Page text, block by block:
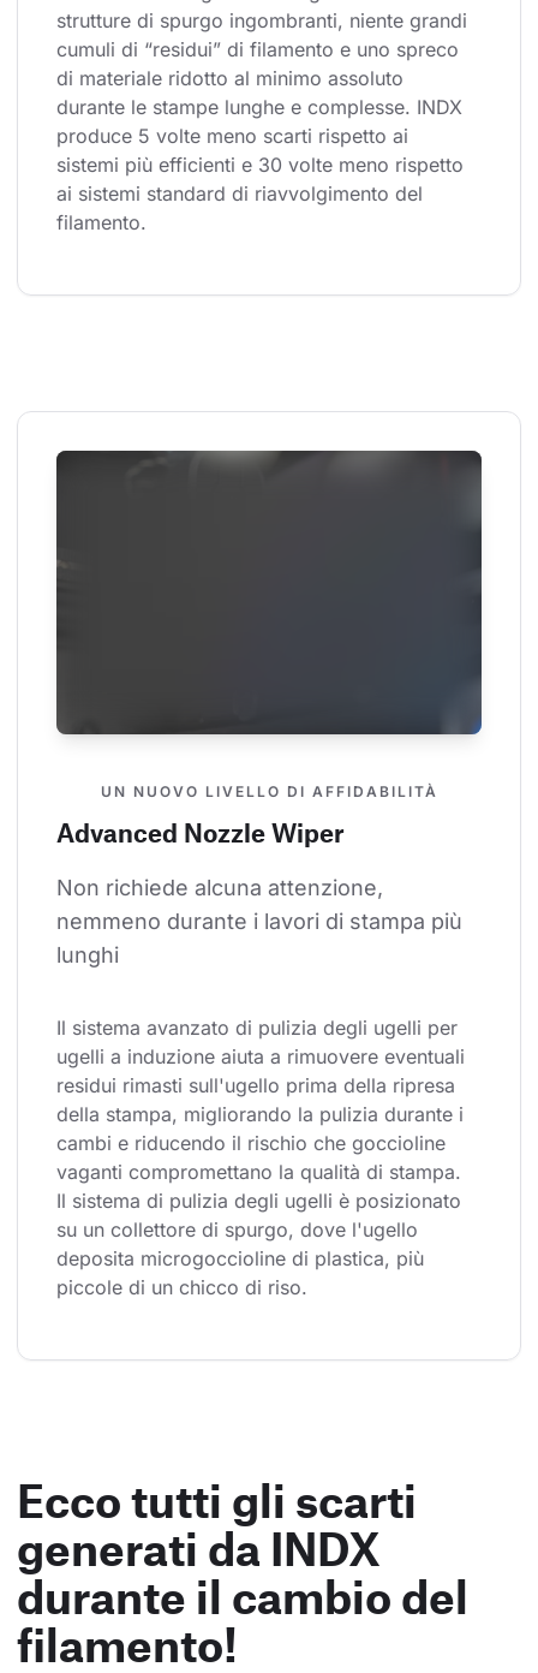
strutture di spurgo ingombranti, niente grandi
cumuli di “residui” di filamento e uno spreco
di materiale ridotto al minimo assoluto
durante le stampe lunghe e complesse. INDX
produce 5 volte meno scarti rispetto ai
sistemi più efficienti e 30 volte meno rispetto
ai sistemi standard di riavvolgimento del
filamento.
UN NUOVO LIVELLO DI AFFIDABILITÀ
Advanced Nozzle Wiper
Non richiede alcuna attenzione,
nemmeno durante i lavori di stampa più
lunghi
Il sistema avanzato di pulizia degli ugelli per
ugelli a induzione aiuta a rimuovere eventuali
residui rimasti sull'ugello prima della ripresa
della stampa, migliorando la pulizia durante i
cambi e riducendo il rischio che goccioline
vaganti compromettano la qualità di stampa.
Il sistema di pulizia degli ugelli è posizionato
su un collettore di spurgo, dove l'ugello
deposita microgoccioline di plastica, più
piccole di un chicco di riso.
Ecco tutti gli scarti
generati da INDX
durante il cambio del
filamento!